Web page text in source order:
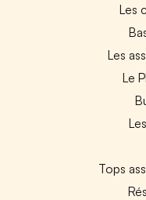
Les
Les
Le
Tops